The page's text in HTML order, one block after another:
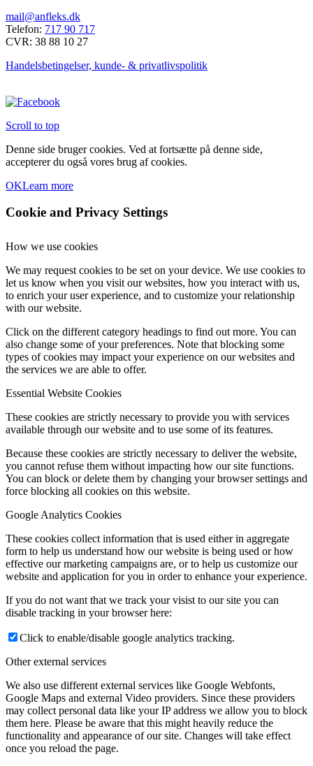
Mulighederne
kan
vælges
varesiden
mail@anfleks.dk
Telefon: 717 90 717
CVR: 38 88 10 27
Handelsbetingelser, kunde- & privatlivspolitik
Scroll to top
Denne side bruger cookies. Ved at fortsætte på denne side,
accepterer du også vores brug af cookies.
OKLearn more
Cookie and Privacy Settings
How we use cookies
We may request cookies to be set on your device. We use cookies to
let us know when you visit our websites, how you interact with us,
to enrich your user experience, and to customize your relationship
with our website.
Click on the different category headings to find out more. You can
also change some of your preferences. Note that blocking some
types of cookies may impact your experience on our websites and
the services we are able to offer.
Essential Website Cookies
These cookies are strictly necessary to provide you with services
available through our website and to use some of its features.
Because these cookies are strictly necessary to deliver the website,
you cannot refuse them without impacting how our site functions.
You can block or delete them by changing your browser settings and
force blocking all cookies on this website.
Google Analytics Cookies
These cookies collect information that is used either in aggregate
form to help us understand how our website is being used or how
effective our marketing campaigns are, or to help us customize our
website and application for you in order to enhance your experience.
If you do not want that we track your visist to our site you can
disable tracking in your browser here:
Click to enable/disable google analytics tracking.
Other external services
We also use different external services like Google Webfonts,
Google Maps and external Video providers. Since these providers
may collect personal data like your IP address we allow you to block
them here. Please be aware that this might heavily reduce the
functionality and appearance of our site. Changes will take effect
once you reload the page.